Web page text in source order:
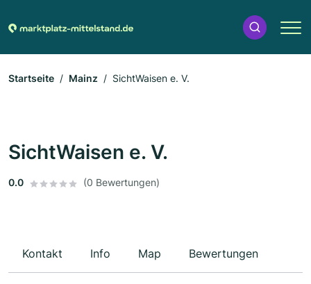
Startseite Mainz SichtWaisen e. V.
SichtWaisen e. V.
0.0 (0 Bewertungen)
Kontakt Info Map Bewertungen